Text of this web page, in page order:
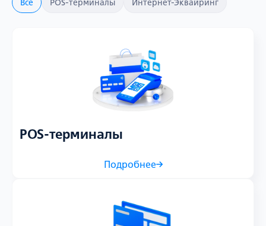
Все POS-терминалы Интернет-Эквайринг
POS-терминалы
Подробнее